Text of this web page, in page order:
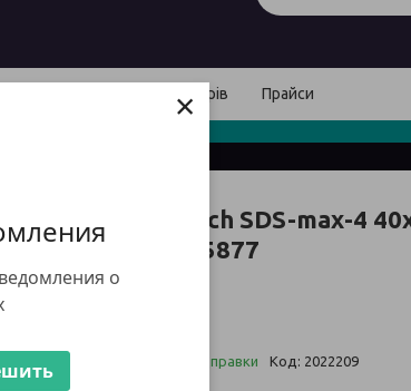
о
×
Доставка і оплата товарів Прайси
Бур Bosch SDS-max-4
2608685877
Готово до відправки Код: 2022209